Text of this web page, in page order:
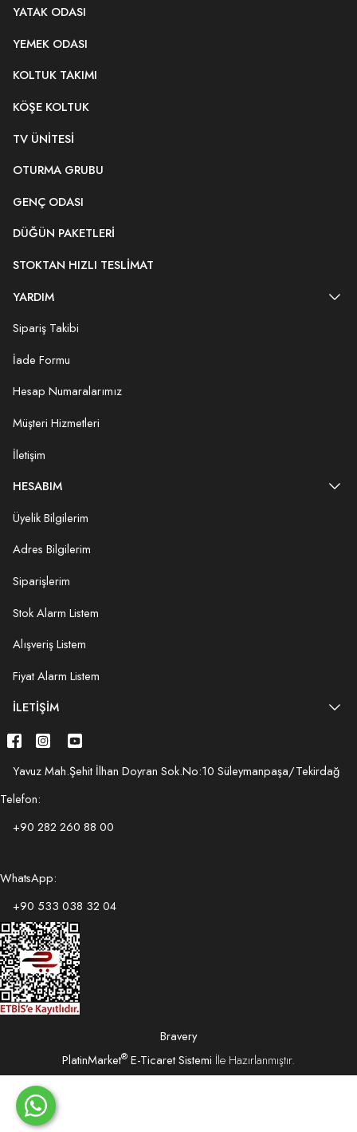
YATAK ODASI
YEMEK ODASI
KOLTUK TAKIMI
KÖŞE KOLTUK
TV ÜNITESI
OTURMA GRUBU
GENÇ ODASI
DÜĞÜN PAKETLERI
STOKTAN HIZLI TESLIMAT
YARDIM
Sipariş Takibi
İade Formu
Hesap Numaralarımız
Müşteri Hizmetleri
İletişim
HESABIM
Üyelik Bilgilerim
Adres Bilgilerim
Siparişlerim
Stok Alarm Listem
Alışveriş Listem
Fiyat Alarm Listem
İLETIŞIM
Yavuz Mah.Şehit İlhan Doyran Sok.No:10 Süleymanpaşa/Tekirdağ
Telefon:
+90 282 260 88 00
WhatsApp:
+90 533 038 32 04
Bravery
PlatinMarket® E-Ticaret Sistemi İle Hazırlanmıştır.